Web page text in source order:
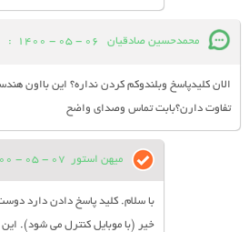
محمدحسین صادقیان 06 - 05 - 1400
:
الان کلیدپاسخ وبلندوکم کردن نداره؟ این بااون
تفاوت دارن؟بابت تماس وصدای واضح
میهن استور 07 - 05 - 1400
با سلام. کلید پاسخ دادن دارد
خیر (با موبایل کنترل می شود). این